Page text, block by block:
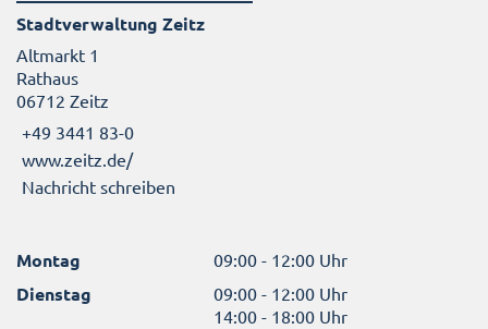
Stadtverwaltung Zeitz
Altmarkt 1
Rathaus
06712 Zeitz
+49 3441 83-0
www.zeitz.de/
Nachricht schreiben
Montag 09:00 - 12:00 Uhr
Dienstag
09:00 - 12:00 Uhr
14:00 - 18:00 Uhr